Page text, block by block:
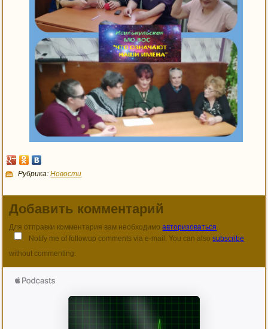
Рубрика: Новости
Добавить комментарий
Для отправки комментария вам необходимоавторизоваться
Notify me of followup comments via e-mail. You can alsosubscribe
without commenting.